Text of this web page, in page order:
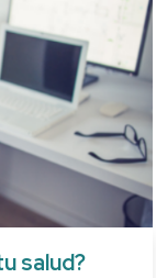
salud?